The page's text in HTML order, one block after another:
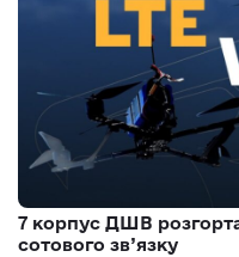
7 корпус ДШВ
сотового зв’язку